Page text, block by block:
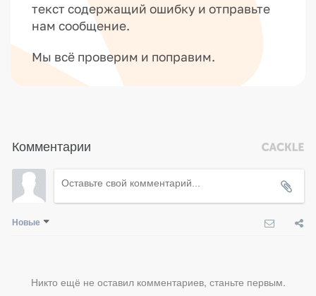
текст содержащий ошибку и отправьте
нам сообщение.
Мы всё проверим и поправим.
Комментарии
Новые
Никто ещё не оставил комментариев, станьте первым.